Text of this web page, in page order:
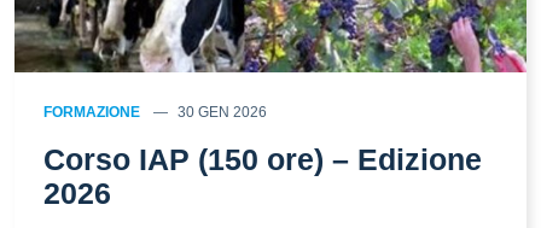
FORMAZIONE 30 GEN 2026
Corso IAP (150 ore) – Edizione
2026